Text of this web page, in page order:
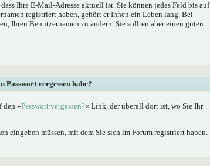
Ihre E-Mail-Adresse aktuell ist. Sie können jedes Feld bis auf
registriert haben, gehört er Ihnen ein Leben lang. Bei
Ihren Benutzernamen zu ändern. Sie sollten aber einen guten
Passwort vergessen habe?
den »Passwort vergessen?« Link, der überall dort ist, wo Sie Ihr
eingeben müssen, mit dem Sie sich im Forum registriert haben.